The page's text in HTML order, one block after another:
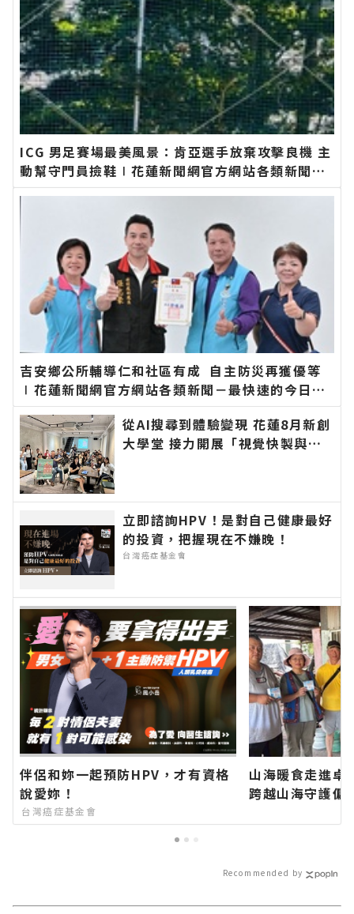
ICG 男足賽場最美風景：肯亞選手放棄攻擊良機 主
動幫守門員撿鞋∣花蓮新聞網官方網站各類新聞－
最快速的今日新聞報導 最新的在地資訊！
吉安鄉公所輔導仁和社區有成 自主防災再獲優等
∣花蓮新聞網官方網站各類新聞－最快速的今日新
聞報導 最新的在地資訊！
從AI搜尋到體驗變現 花蓮8月新創
大學堂 接力開展「視覺快製與品
報導 最新的在地資訊！
立即諮詢HPV！是對自己健康最好
的投資，把握現在不嫌晚！
台灣癌症基金會
伴侶和妳一起預防HPV，才有資格
說愛妳！
台灣癌症基金會
山海暖食走進
跨越山海守護
速的今日新聞報
Recommended by